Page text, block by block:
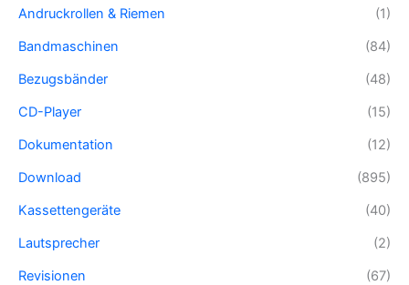
Andruckrollen & Riemen
(1)
Bandmaschinen
(84)
Bezugsbänder
(48)
CD-Player
(15)
Dokumentation
(12)
Download
(895)
Kassettengeräte
(40)
Lautsprecher
(2)
Revisionen
(67)